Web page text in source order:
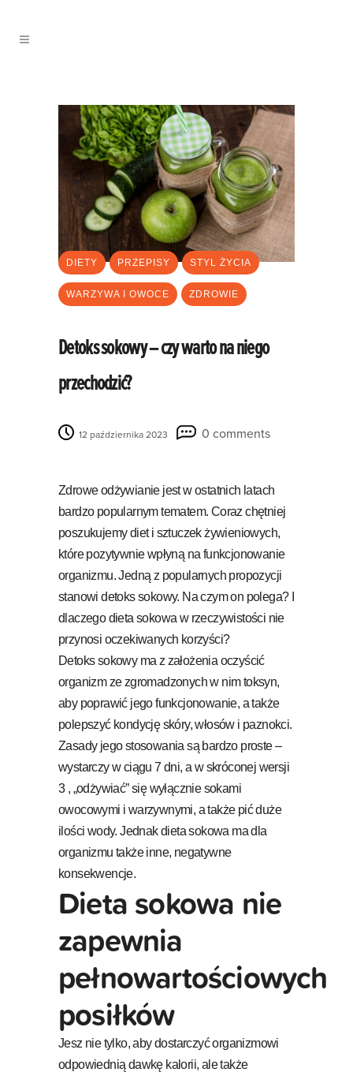
DIETY PRZEPISY STYL ŻYCIA
WARZYWA I OWOCE ZDROWIE
Detoks sokowy – czy warto na niego
przechodzić?
12 października 2023 0 comments
Zdrowe odżywianie jest w ostatnich latach
bardzo popularnym tematem. Coraz chętniej
poszukujemy diet i sztuczek żywieniowych,
które pozytywnie wpłyną na funkcjonowanie
organizmu. Jedną z popularnych propozycji
stanowi detoks sokowy. Na czym on polega? I
dlaczego dieta sokowa w rzeczywistości nie
przynosi oczekiwanych korzyści?
Detoks sokowy ma z założenia oczyścić
organizm ze zgromadzonych w nim toksyn,
aby poprawić jego funkcjonowanie, a także
polepszyć kondycję skóry, włosów i paznokci.
Zasady jego stosowania są bardzo proste –
wystarczy w ciągu 7 dni, a w skróconej wersji
3 , „odżywiać” się wyłącznie sokami
owocowymi i warzywnymi, a także pić duże
ilości wody. Jednak dieta sokowa ma dla
organizmu także inne, negatywne
konsekwencje.
Dieta sokowa nie
zapewnia
pełnowartościowych
posiłków
Jesz nie tylko, aby dostarczyć organizmowi
odpowiednią dawkę kalorii, ale także